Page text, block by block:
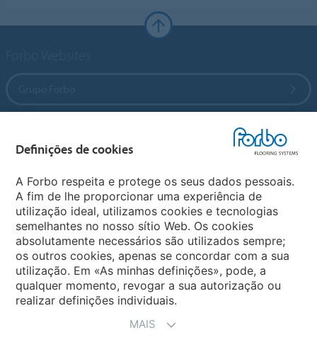
Sites Mundiais
Escolha seu país
Definições de cookies
A Forbo respeita e protege os seus dados pessoais.
A fim de lhe proporcionar uma experiência de
utilização ideal, utilizamos cookies e tecnologias
semelhantes no nosso sítio Web. Os cookies
absolutamente necessários são utilizados sempre;
os outros cookies, apenas se concordar com a sua
utilização. Em «As minhas definições», pode, a
qualquer momento, revogar a sua autorização ou
realizar definições individuais.
MAIS